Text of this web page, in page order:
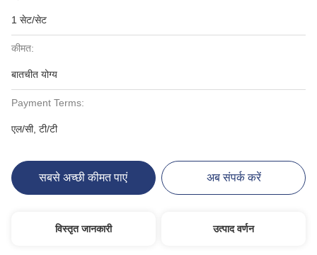
1 सेट/सेट
कीमत:
बातचीत योग्य
Payment Terms:
एल/सी, टी/टी
सबसे अच्छी कीमत पाएं अब संपर्क करें
विस्तृत जानकारी उत्पाद वर्णन